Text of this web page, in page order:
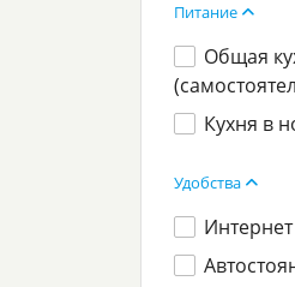
Питание
Общая
Кухня в
Удобства